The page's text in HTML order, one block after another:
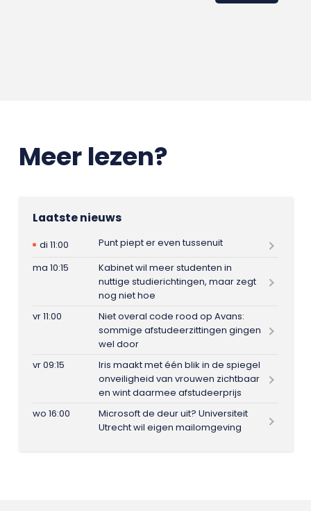
Meer lezen?
Laatste nieuws
di 11:00
Punt piept er even tussenuit
ma 10:15
Kabinet wil meer studenten in
nuttige studierichtingen, maar zegt
nog niet hoe
vr 11:00
Niet overal code rood op Avans:
sommige afstudeerzittingen gingen
wel door
vr 09:15
Iris maakt met één blik in de spiegel
onveiligheid van vrouwen zichtbaar
en wint daarmee afstudeerprijs
wo 16:00
Microsoft de deur uit? Universiteit
Utrecht wil eigen mailomgeving